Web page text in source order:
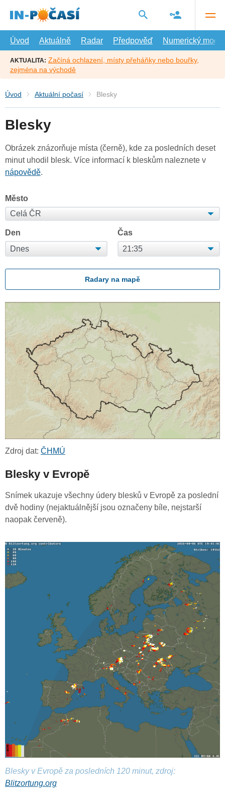
hlavní
Úvod
Aktuálně Radar Předpověď Numerický model
AKTUALITA: Začíná ochlazení, místy přeháňky nebo bouřky,
zejména na východě
Úvod Aktuální počasí Blesky
Blesky
Obrázek znázorňuje místa (černě), kde za posledních deset
minut uhodil blesk. Více informací k bleskům naleznete v
nápovědě.
Město
Den Čas
Radary na mapě
Zdroj dat: ČHMÚ
Blesky v Evropě
Snímek ukazuje všechny údery blesků v Evropě za poslední
dvě hodiny (nejaktuálnější jsou označeny bíle, nejstarší
naopak červeně).
Blesky v Evropě za posledních 120 minut, zdroj:
Blitzortung.org